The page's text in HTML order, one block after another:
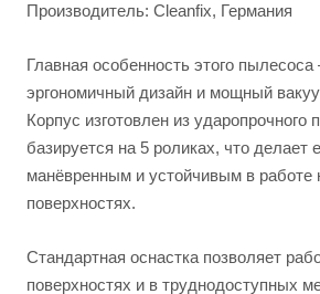
Производитель: Cleanfix, Германия
Главная особенность этого пылесоса
эргономичный дизайн и мощный
Корпус изготовлен из ударопрочного
базируется на 5 роликах, что делает
манёвренным и устойчивым в работе
поверхностях.
Стандартная оснастка позволяет
поверхностях и в труднодоступных